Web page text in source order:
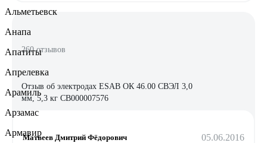
260 отзывов
Отзыв об электродах ESAB ОК 46.00 СВЭЛ 3,0
мм, 5,3 кг СВ000007576
Матвеев Дмитрий Фёдорович 05.06.2016
Альметьевск
Анапа
Апатиты
Апрелевка
Арамиль
Арзамас
Армавир